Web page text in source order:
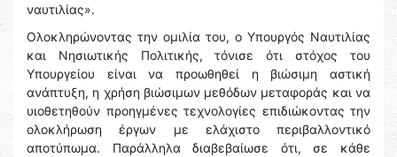
ναυτιλίας».
Ολοκληρώνοντας την ομιλία του, ο Υπουργός Ναυτιλίας
και Νησιωτικής Πολιτικής, τόνισε ότι στόχος του
Υπουργείου είναι να προωθηθεί η βιώσιμη αστική
ανάπτυξη, η χρήση βιώσιμων μεθόδων μεταφοράς και να
υιοθετηθούν προηγμένες τεχνολογίες επιδιώκοντας την
ολοκλήρωση έργων με ελάχιστο περιβαλλοντικό
αποτύπωμα. Παράλληλα διαβεβαίωσε ότι, σε κάθε